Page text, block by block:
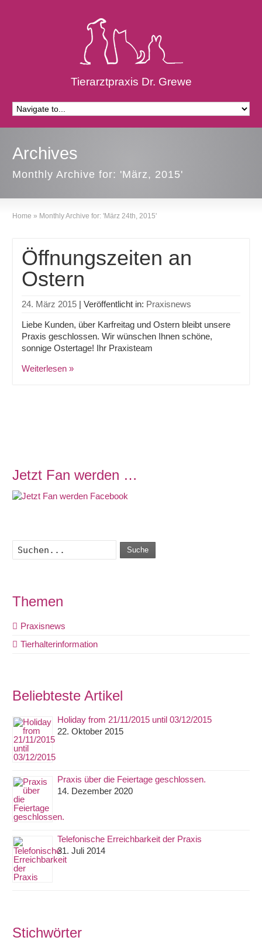
Tierarztpraxis Dr. Grewe
Archives
Monthly Archive for: 'März, 2015'
Home » Monthly Archive for: 'März 24th, 2015'
Öffnungszeiten an
Ostern
24. März 2015 | Veröffentlicht in: Praxisnews
Liebe Kunden, über Karfreitag und Ostern bleibt unsere
Praxis geschlossen. Wir wünschen Ihnen schöne,
sonnige Ostertage! Ihr Praxisteam
Weiterlesen »
Jetzt Fan werden …
Suche
Themen
Praxisnews
Tierhalterinformation
Beliebteste Artikel
Holiday from 21/11/2015 until 03/12/2015
22. Oktober 2015
Praxis über die Feiertage geschlossen.
14. Dezember 2020
Telefonische Erreichbarkeit der Praxis
31. Juli 2014
Stichwörter